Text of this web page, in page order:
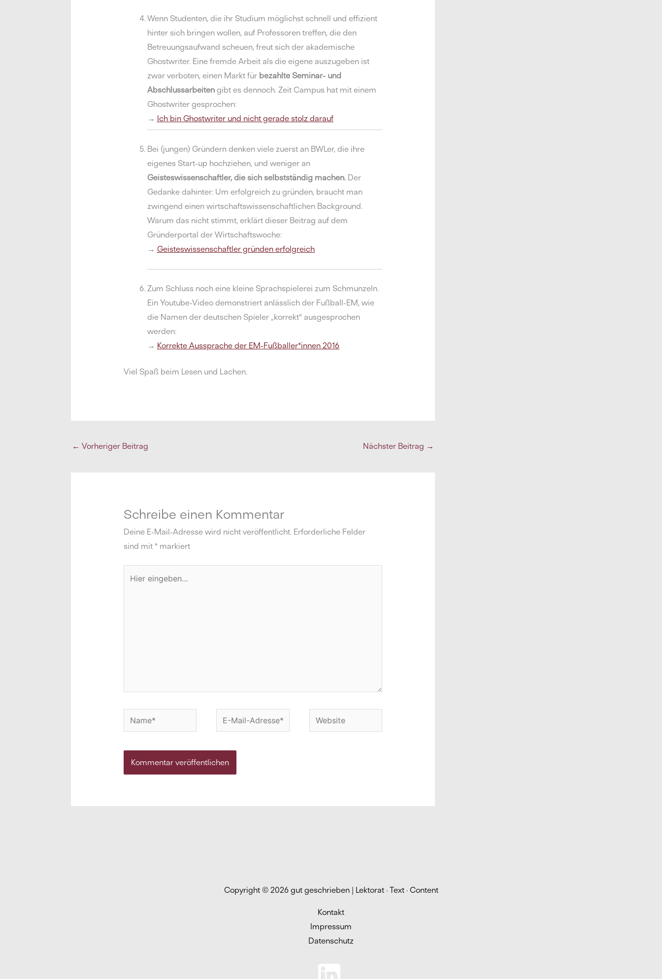
Wenn Studenten, die ihr Studium möglichst schnell und effizient
hinter sich bringen wollen, auf Professoren treffen, die den
Betreuungsaufwand scheuen, freut sich der akademische
Ghostwriter. Eine fremde Arbeit als die eigene auszugeben ist
zwar verboten, einen Markt für bezahlte Seminar- und
Abschlussarbeitengibt es dennoch. Zeit Campus hat mit einem
Ghostwriter gesprochen:
→ Ich bin Ghostwriter und nicht gerade stolz darauf
Bei (jungen) Gründern denken viele zuerst an BWLer, die ihre
eigenes Start-up hochziehen, und weniger an
Geisteswissenschaftler, die sich selbstständig machen.Der
Gedanke dahinter: Um erfolgreich zu gründen, braucht man
zwingend einen wirtschaftswissenschaftlichen Background.
Warum das nicht stimmt, erklärt dieser Beitrag auf dem
Gründerportal der Wirtschaftswoche:
→ Geisteswissenschaftler gründen erfolgreich
Zum Schluss noch eine kleine Sprachspielerei zum Schmunzeln.
Ein Youtube-Video demonstriert anlässlich der Fußball-EM, wie
die Namen der deutschen Spieler „korrekt“ ausgesprochen
werden:
→ Korrekte Aussprache der EM-Fußballer*innen 2016
Viel Spaß beim Lesen und Lachen.
← Vorheriger Beitrag Nächster Beitrag →
Schreibe einen Kommentar
Deine E-Mail-Adresse wird nicht veröffentlicht. Erforderliche Felder
sind mit *markiert
eingeben…
Name*
E-
Mail-
Website
Copyright © 2026 gut geschrieben | Lektorat · Text · Content
Kontakt
Impressum
Datenschutz